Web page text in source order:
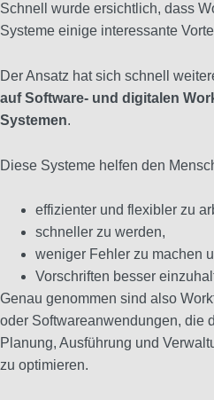
Schnell wurde ersichtlich, dass
Systeme einige interessante
Der Ansatz hat sich schnell
auf Software- und digitalen
Systemen.
Diese Systeme helfen den
effizienter und flexibler zu
schneller zu werden,
weniger Fehler zu machen
Vorschriften besser
Genau genommen sind also
oder Softwareanwendungen, die
Planung, Ausführung und
zu optimieren.